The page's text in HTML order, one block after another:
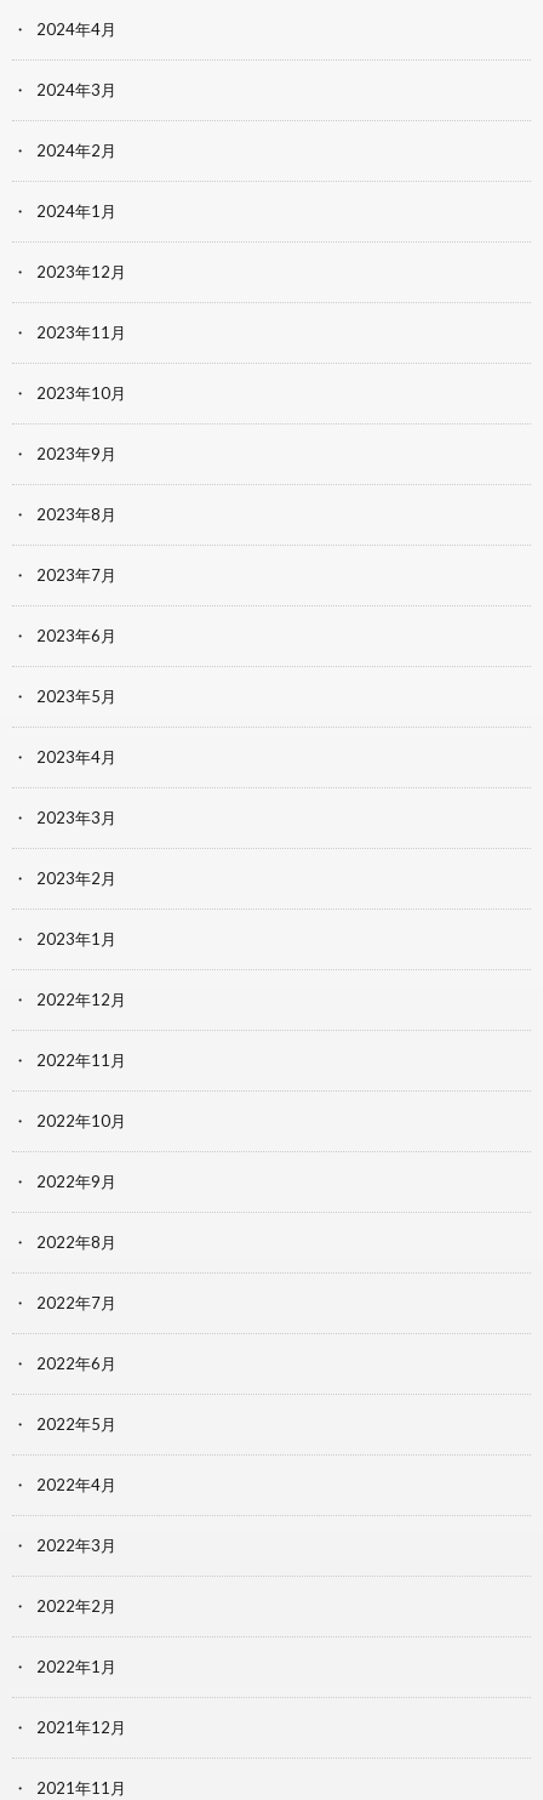
2024年4月
2024年3月
2024年2月
2024年1月
2023年12月
2023年11月
2023年10月
2023年9月
2023年8月
2023年7月
2023年6月
2023年5月
2023年4月
2023年3月
2023年2月
2023年1月
2022年12月
2022年11月
2022年10月
2022年9月
2022年8月
2022年7月
2022年6月
2022年5月
2022年4月
2022年3月
2022年2月
2022年1月
2021年12月
2021年11月